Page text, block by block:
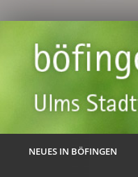
NEUES IN BÖFINGEN